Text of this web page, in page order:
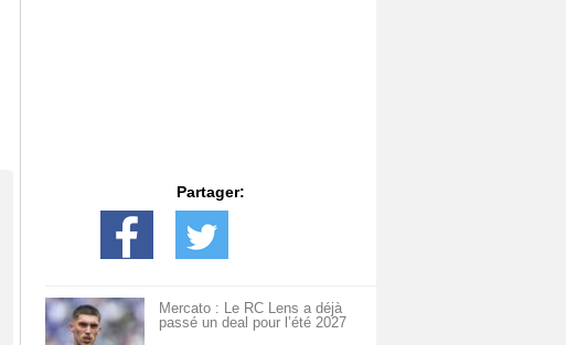
Partager:
Mercato : Le RC Lens a déjà
passé un deal pour l’été 2027